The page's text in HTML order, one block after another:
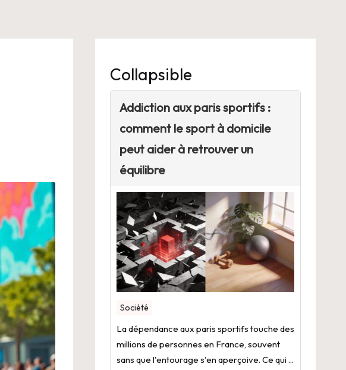
Collapsible
Addiction aux paris sportifs :
comment le sport à domicile
peut aider à retrouver un
équilibre
Société
La dépendance aux paris sportifs touche des
millions de personnes en France, souvent
sans que l'entourage s'en aperçoive. Ce qui ...